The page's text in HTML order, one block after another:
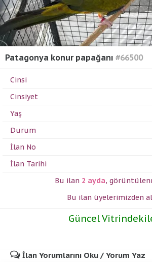
Patagonya konur papağanı #66500
Cinsi
Cinsiyet
Yaş
Durum
İlan No
İlan Tarihi
Bu ilan 2 ayda,
Bu ilan üyelerimizden
Güncel
İlan Yorumlarını Oku / Yorum Yaz